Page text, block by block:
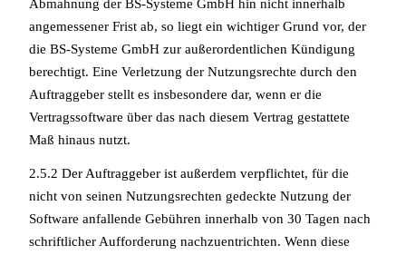
Abmahnung der BS-Systeme GmbH hin nicht innerhalb
angemessener Frist ab, so liegt ein wichtiger Grund vor, der
die BS-Systeme GmbH zur außerordentlichen Kündigung
berechtigt. Eine Verletzung der Nutzungsrechte durch den
Auftraggeber stellt es insbesondere dar, wenn er die
Vertragssoftware über das nach diesem Vertrag gestattete
Maß hinaus nutzt.
2.5.2 Der Auftraggeber ist außerdem verpflichtet, für die
nicht von seinen Nutzungsrechten gedeckte Nutzung der
Software anfallende Gebühren innerhalb von 30 Tagen nach
schriftlicher Aufforderung nachzuentrichten. Wenn diese